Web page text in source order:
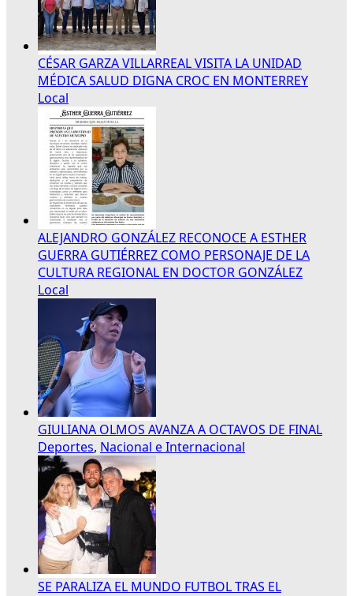
CÉSAR GARZA VILLARREAL VISITA LA UNIDAD
MÉDICA SALUD DIGNA CROC EN MONTERREY
Local
ALEJANDRO GONZÁLEZ RECONOCE A ESTHER
GUERRA GUTIÉRREZ COMO PERSONAJE DE LA
CULTURA REGIONAL EN DOCTOR GONZÁLEZ
Local
GIULIANA OLMOS AVANZA A OCTAVOS DE FINAL
Deportes, Nacional e Internacional
SE PARALIZA EL MUNDO FUTBOL TRAS EL